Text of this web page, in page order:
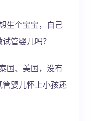
个宝宝，自己
管婴儿吗？
、美国，没有
婴儿怀上小孩还